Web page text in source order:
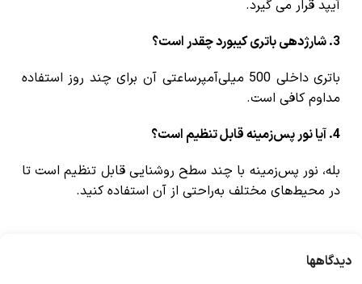
آیپد قرار می گیرد.
3. شارژدهی باتری کیبورد چقدر است؟
باتری داخلی 500 میلی‌آمپرساعتی آن برای چند روز استفاده
مداوم کافی است.
4. آیا نور پس‌زمینه قابل تنظیم است؟
بله، نور پس‌زمینه با چند سطح روشنایی قابل تنظیم است تا
در محیط‌های مختلف به‌راحتی از آن استفاده کنید.
دیدگاهها